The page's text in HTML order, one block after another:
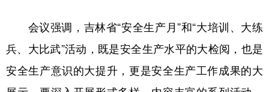
Русский язык
Deutsch Português
会议强调，吉林省“安全生产月”和“大培训、大练
兵、大比武”活动，既是安全生产水平的大检阅，也是
安全生产意识的大提升，更是安全生产工作成果的大